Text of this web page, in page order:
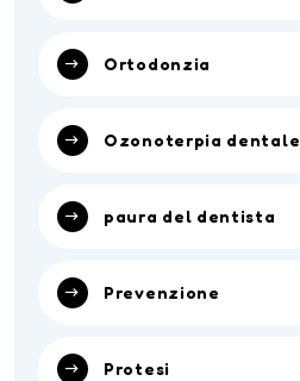
Ortodonzia
Ozonoterpia dentale
paura del dentista
Prevenzione
Protesi